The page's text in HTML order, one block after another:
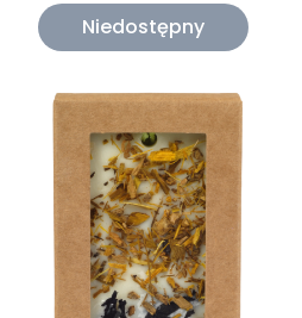
Niedostępny